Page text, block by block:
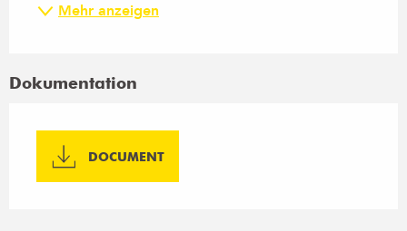
Mehr anzeigen
Dokumentation
DOCUMENT